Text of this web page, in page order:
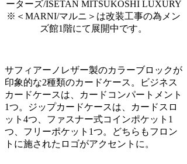
ーターズ/ISETAN MITSUKOSHI LUXURY
※＜MARNI/マルニ＞は改装工事の為メン
ズ館1階にて展開中です。
サフィアーノレザー製のカラーブロックが
印象的な2種類のカードケース。ビジネス
カードケースは、カードコンパートメント
1つ。ジップカードケースは、カードスロ
ット4つ、ファスナー式コインポケット1
つ、フリーポケット1つ。どちらもフロン
トに施されたロゴがアクセントに。